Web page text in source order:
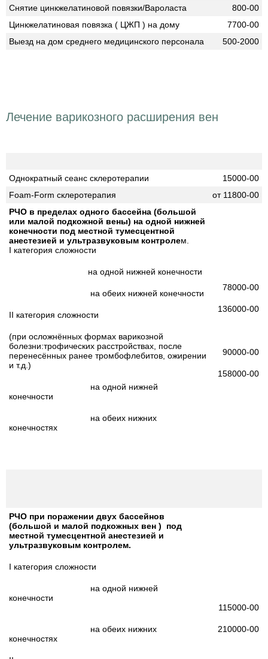
Снятие цинкжелатиновой повязки/Вароласта
800-00
Цинкжелатиновая повязка ( ЦЖП ) на дому
7700-00
Выезд на дом среднего медицинского персонала
500-2000
Лечение варикозного расширения вен
Однократный сеанс склеротерапии
15000-00
Foam-Form склеротерапия
от 11800-00
РЧО в пределах одного бассейна (большой
или малой подкожной вены) на одной нижней
конечности под местной тумесцентной
анестезией и ультразвуковым контролем.
I категория сложности
на одной нижней конечности
на обеих нижней конечности
II категория сложности
(при осложнённых формах варикозной
болезни:трофических расстройствах, после
перенесённых ранее тромбофлебитов, ожирении
и т.д.)
на одной нижней
конечности
на обеих нижних
конечностях
78000-00
136000-00
90000-00
158000-00
РЧО при поражении двух бассейнов
(большой и малой подкожных вен ) под
местной тумесцентной анестезией и
ультразвуковым контролем.
I категория сложности
на одной нижней
конечности
на обеих нижних
конечностях
115000-00
210000-00